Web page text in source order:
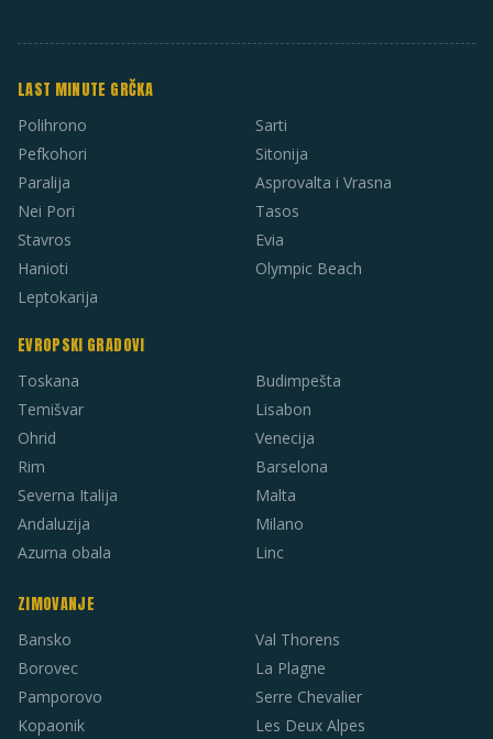
LAST MINUTE GRČKA
Polihrono
Pefkohori
Paralija
Nei Pori
Stavros
Hanioti
Leptokarija
Sarti
Sitonija
Asprovalta i Vrasna
Tasos
Evia
Olympic Beach
EVROPSKI GRADOVI
Toskana
Temišvar
Ohrid
Rim
Severna Italija
Andaluzija
Azurna obala
Budimpešta
Lisabon
Venecija
Barselona
Malta
Milano
Linc
ZIMOVANJE
Bansko
Borovec
Pamporovo
Kopaonik
Val Thorens
La Plagne
Serre Chevalier
Les Deux Alpes